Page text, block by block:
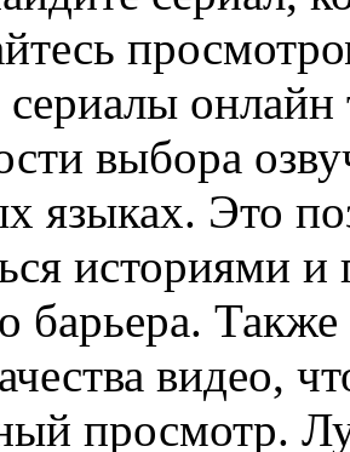
сериалы
выбора
языках. Это
историями
барьера.
видео,
просмотр.